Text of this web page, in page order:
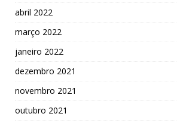
abril 2022
março 2022
janeiro 2022
dezembro 2021
novembro 2021
outubro 2021